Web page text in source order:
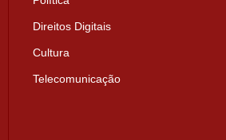
Direitos Digitais
Cultura
Telecomunicação